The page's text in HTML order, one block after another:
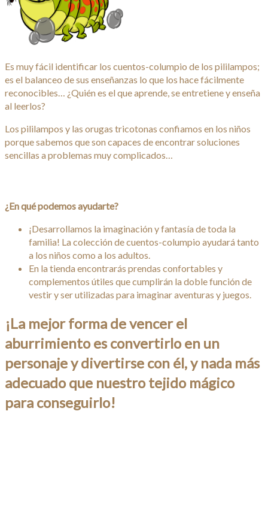
Es muy fácil identificar los cuentos-columpio de los pililampos;
es el balanceo de sus enseñanzas lo que los hace fácilmente
reconocibles… ¿Quién es el que aprende, se entretiene y enseña
al leerlos?
Los pililampos y las orugas tricotonas confiamos en los niños
porque sabemos que son capaces de encontrar soluciones
sencillas a problemas muy complicados…
¿En qué podemos ayudarte?
¡Desarrollamos la imaginación y fantasía de toda la
familia! La colección de cuentos-columpio ayudará tanto
a los niños como a los adultos.
En la tienda encontrarás prendas confortables y
complementos útiles que cumplirán la doble función de
vestir y ser utilizadas para imaginar aventuras y juegos.
¡La mejor forma de vencer el
aburrimiento es convertirlo en un
personaje y divertirse con él, y nada más
adecuado que nuestro tejido mágico
para conseguirlo!